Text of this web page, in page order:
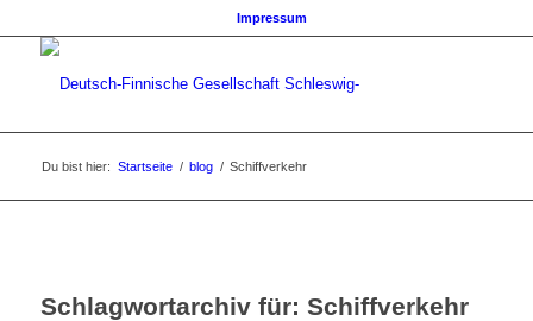
Impressum
Du bist hier: Startseite / blog / Schiffverkehr
Schlagwortarchiv für: Schiffverkehr